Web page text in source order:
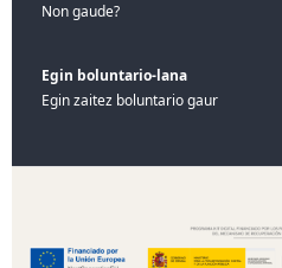
Non gaude?
Egin boluntario-lana
Egin zaitez boluntario gaur